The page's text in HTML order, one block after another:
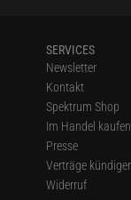
SERVICES
Newsletter
Kontakt
Spektrum Shop
Im Handel kaufen
Presse
Verträge
Widerruf